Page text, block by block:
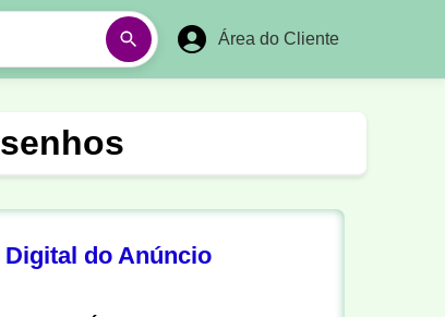
Área do Cliente
Amador Pesca
do Anúncio